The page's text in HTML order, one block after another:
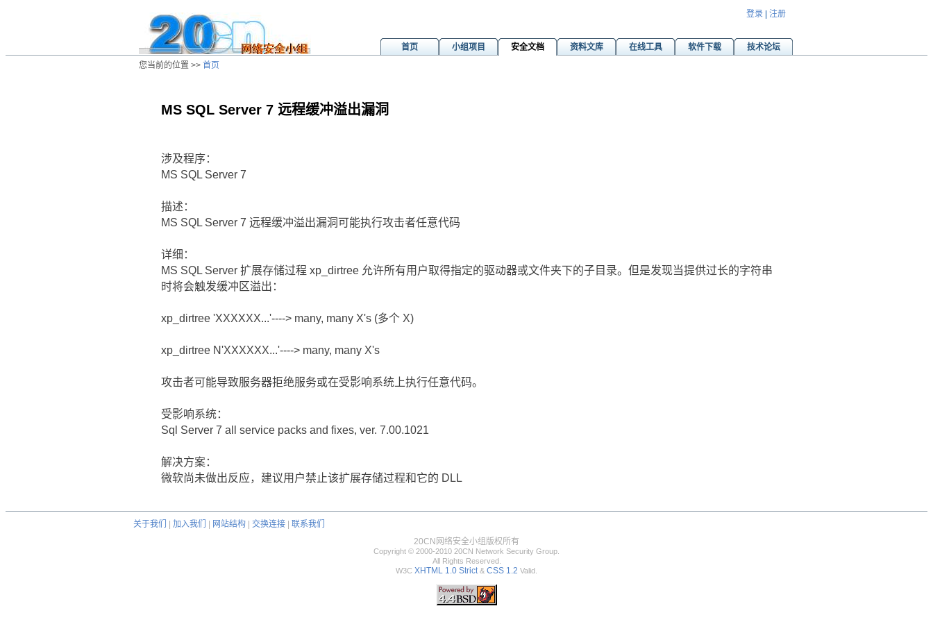
登录 注册
首页 小组项目 安全文档 资料文库 在线工具 软件下载
技术论坛
您当前的位置 >> 首页
MS SQL Server 7 远程缓冲溢出漏洞
涉及程序：
MS SQL Server 7
描述：
MS SQL Server 7 远程缓冲溢出漏洞可能执行攻击者任意代码
详细：
MS SQL Server 扩展存储过程 xp_dirtree 允许所有用户取得指定的驱动器或文件夹下的子目录。但是发现当提供过长的字符串
时将会触发缓冲区溢出：
xp_dirtree 'XXXXXX...'----> many, many X's (多个 X)
xp_dirtree N'XXXXXX...'----> many, many X's
攻击者可能导致服务器拒绝服务或在受影响系统上执行任意代码。
受影响系统：
Sql Server 7 all service packs and fixes, ver. 7.00.1021
解决方案：
微软尚未做出反应，建议用户禁止该扩展存储过程和它的 DLL
关于我们 加入我们 网站结构 交换连接
联系我们
20CN网络安全小组版权所有
Copyright © 2000-2010 20CN Network Security Group.
All Rights Reserved.
W3C XHTML 1.0 Strict & CSS 1.2 Valid.